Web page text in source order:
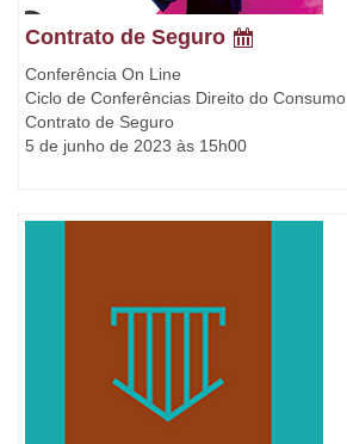
Contrato de Seguro
Conferência On Line
Ciclo de Conferências Direito do Consumo
Contrato de Seguro
5 de junho de 2023 às 15h00